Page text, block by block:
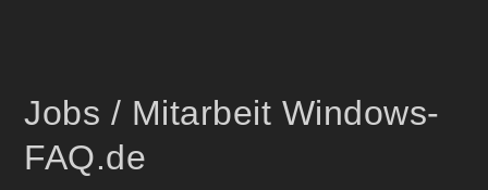
Jobs / Mitarbeit Windows-
FAQ.de